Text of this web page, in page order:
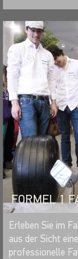
FORMEL 1
Erleben Sie im
aus der Sicht
professionelle